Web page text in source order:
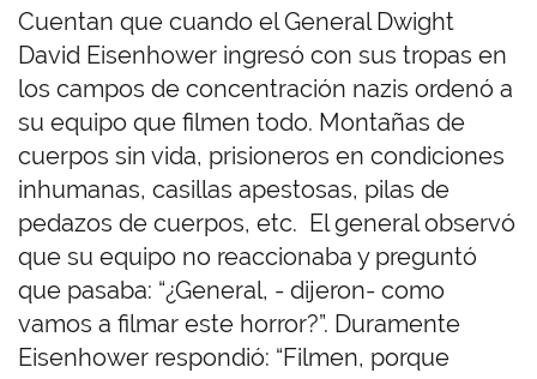
Cuentan que cuando el General Dwight
David Eisenhower ingresó con sus tropas en
los campos de concentración nazis ordenó a
su equipo que filmen todo. Montañas de
cuerpos sin vida, prisioneros en condiciones
inhumanas, casillas apestosas, pilas de
pedazos de cuerpos, etc. El general observó
que su equipo no reaccionaba y preguntó
que pasaba: “¿General, - dijeron- como
vamos a filmar este horror?”. Duramente
Eisenhower respondió: “Filmen, porque